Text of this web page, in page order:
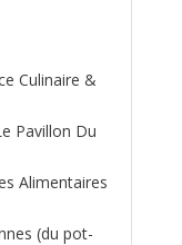
Culinaire &
Pavillon Du
Alimentaires
(du pot-